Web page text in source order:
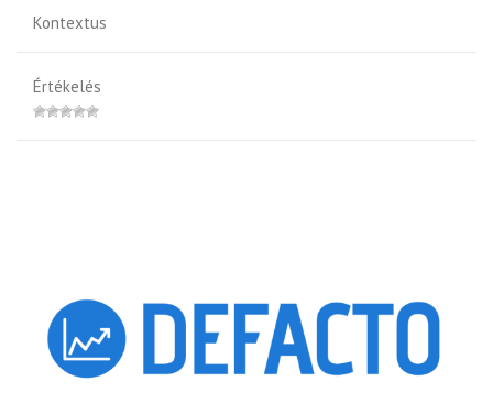
Kontextus
Értékelés